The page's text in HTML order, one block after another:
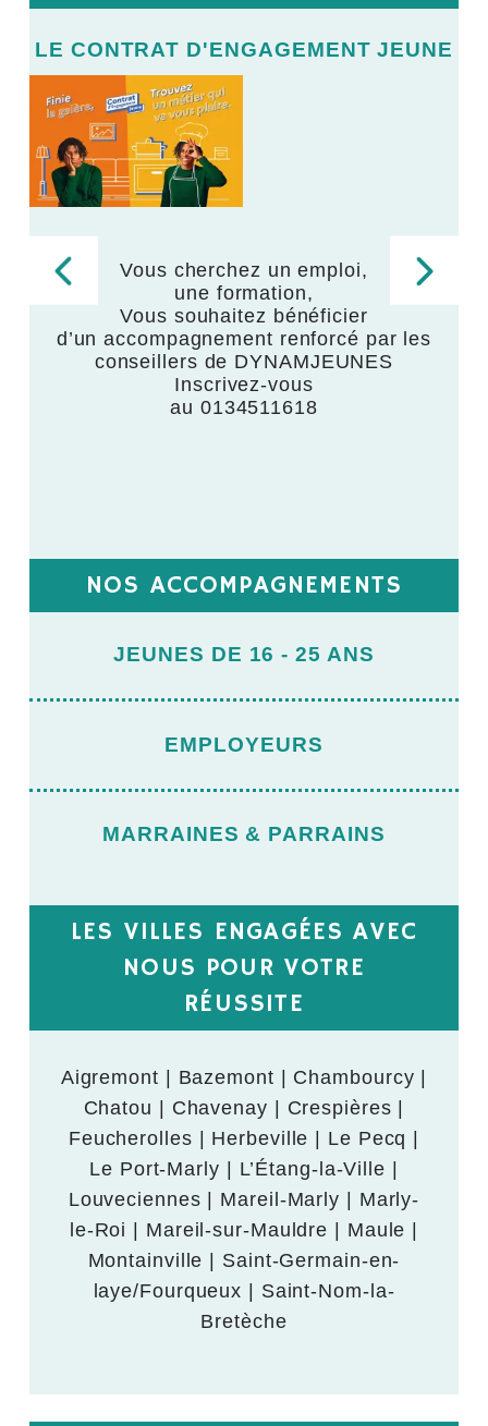
LE CONTRAT D'ENGAGEMENT JEUNE
Vous cherchez un emploi,
une formation,
Vous souhaitez bénéficier
d’un accompagnement renforcé par les
conseillers de DYNAMJEUNES
Inscrivez-vous
au 0134511618
NOS ACCOMPAGNEMENTS
JEUNES DE 16 - 25 ANS
EMPLOYEURS
MARRAINES & PARRAINS
LES VILLES ENGAGÉES AVEC
NOUS POUR VOTRE
RÉUSSITE
Aigremont | Bazemont | Chambourcy |
Chatou | Chavenay | Crespières |
Feucherolles | Herbeville | Le Pecq |
Le Port-Marly | L’Étang-la-Ville |
Louveciennes | Mareil-Marly | Marly-
le-Roi | Mareil-sur-Mauldre | Maule |
Montainville | Saint-Germain-en-
laye/Fourqueux | Saint-Nom-la-
Bretèche